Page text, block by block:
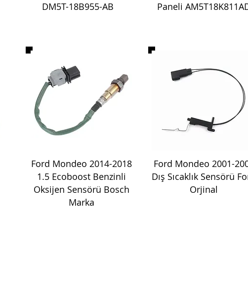
DM5T-18B955-AB
Paneli
Ford Mondeo 2014-2018
1.5 Ecoboost Benzinli
Oksijen Sensörü Bosch
Marka
Ford Mondeo 2001-
Dış Sıcaklık Sensörü
Orjinal